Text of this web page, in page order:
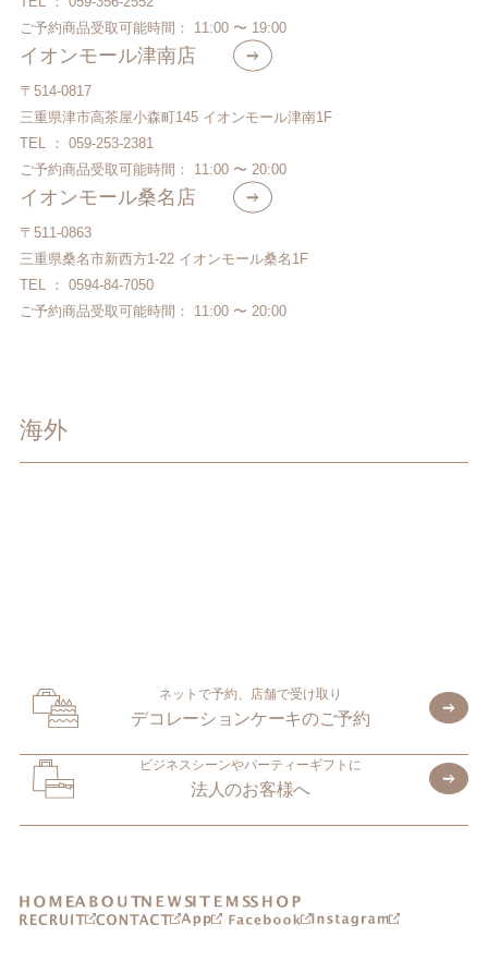
ご予約商品受取可能時間： 11:00 〜 19:00
イオンモール津南店
〒514-0817
三重県津市高茶屋小森町145 イオンモール津南1F
TEL ： 059-253-2381
ご予約商品受取可能時間： 11:00 〜 20:00
イオンモール桑名店
〒511-0863
三重県桑名市新西方1-22 イオンモール桑名1F
TEL ： 0594-84-7050
ご予約商品受取可能時間： 11:00 〜 20:00
海外
ネットで予約、店舗で受け取り
デコレーションケーキのご予約
ビジネスシーンやパーティーギフトに
法人のお客様へ